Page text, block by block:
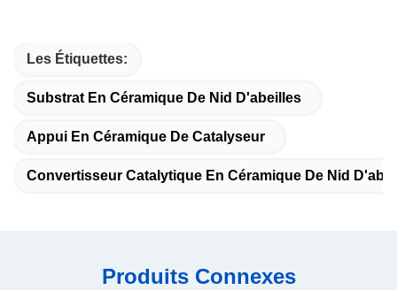
Les Étiquettes:
Substrat En Céramique De Nid D'abeilles
Appui En Céramique De Catalyseur
Convertisseur Catalytique En Céramique De Nid
Produits Connexes